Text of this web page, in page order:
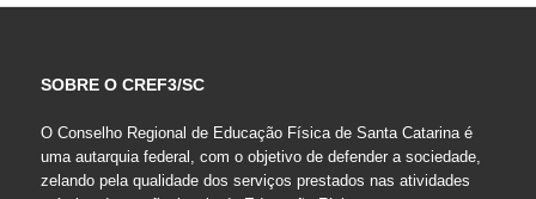
SOBRE O CREF3/SC
O Conselho Regional de Educação Física de Santa Catarina é
uma autarquia federal, com o objetivo de defender a sociedade,
zelando pela qualidade dos serviços prestados nas atividades